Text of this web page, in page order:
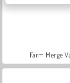
Farm Merge